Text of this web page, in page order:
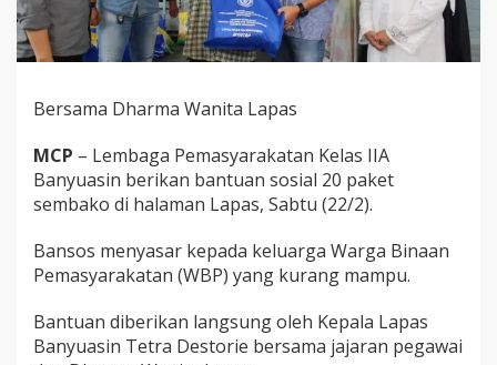
k
a
n
S
m
a
k
o
K
p
a
d
K
e
Bersama Dharma Wanita Lapas
MCP – Lembaga Pemasyarakatan Kelas IIA
Banyuasin berikan bantuan sosial 20 paket
sembako di halaman Lapas, Sabtu (22/2).
Bansos menyasar kepada keluarga Warga Binaan
Pemasyarakatan (WBP) yang kurang mampu.
Bantuan diberikan langsung oleh Kepala Lapas
Banyuasin Tetra Destorie bersama jajaran pegawai